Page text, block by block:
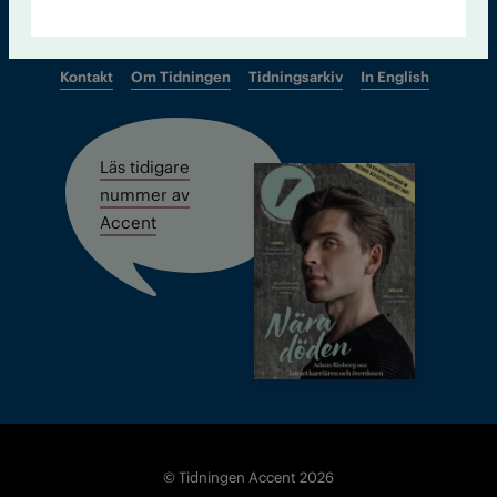
Kontakt Om Tidningen Tidningsarkiv In English
Läs tidigare
nummer av
Accent
© Tidningen Accent 2026